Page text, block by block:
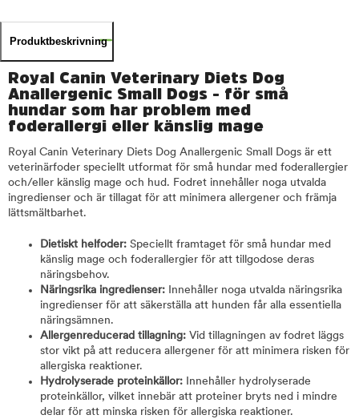
Produktbeskrivning
Royal Canin Veterinary Diets Dog
Anallergenic Small Dogs - för små
hundar som har problem med
foderallergi eller känslig mage
Royal Canin Veterinary Diets Dog Anallergenic Small Dogs är ett
veterinärfoder speciellt utformat för små hundar med foderallergier
och/eller känslig mage och hud. Fodret innehåller noga utvalda
ingredienser och är tillagat för att minimera allergener och främja
lättsmältbarhet.
Dietiskt helfoder: Speciellt framtaget för små hundar med
känslig mage och foderallergier för att tillgodose deras
näringsbehov.
Näringsrika ingredienser: Innehåller noga utvalda näringsrika
ingredienser för att säkerställa att hunden får alla essentiella
näringsämnen.
Allergenreducerad tillagning: Vid tillagningen av fodret läggs
stor vikt på att reducera allergener för att minimera risken för
allergiska reaktioner.
Hydrolyserade proteinkällor: Innehåller hydrolyserade
proteinkällor, vilket innebär att proteiner bryts ned i mindre
delar för att minska risken för allergiska reaktioner.